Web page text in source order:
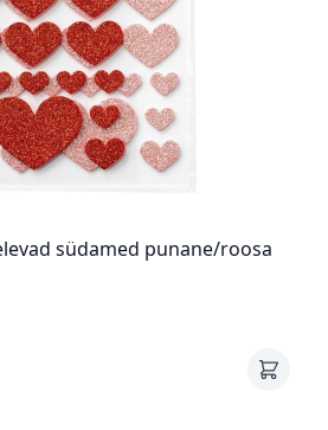
südamed punane/roosa